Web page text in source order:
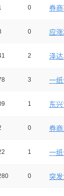
0 券
0 应
2 泽
3 一
1 东
0 券
1 一
0 突